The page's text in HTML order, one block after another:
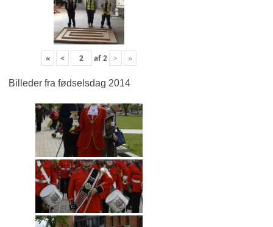
« < af2 > »
Billeder fra fødselsdag 2014